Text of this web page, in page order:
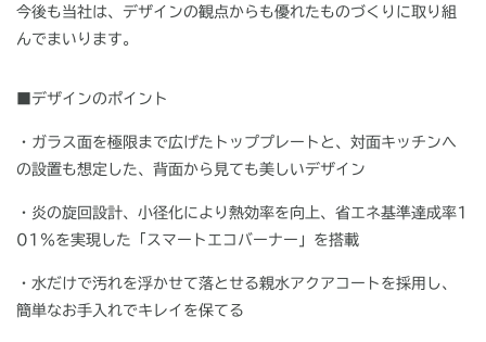
今後も当社は、デザインの観点からも優れたものづくりに取り組
んでまいります。
■デザインのポイント
・ガラス面を極限まで広げたトッププレートと、対面キッチンへ
の設置も想定した、背面から見ても美しいデザイン
・炎の旋回設計、小径化により熱効率を向上、省エネ基準達成率1
01 ％を実現した「スマートエコバーナー」を搭載
・水だけで汚れを浮かせて落とせる親水アクアコートを採用し、
簡単なお手入れでキレイを保てる